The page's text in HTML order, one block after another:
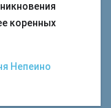
коренных
Непеино